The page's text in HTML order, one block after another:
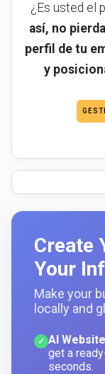
¿Es usted el
así, no
perfil de tu
y
Create
Your
Make your
locally and
✓ AI
get a
seconds.